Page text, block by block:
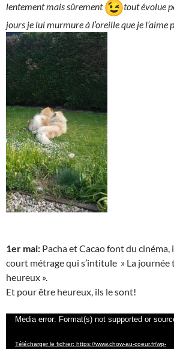
lentement mais sûrement
tout évolue
jours je lui murmure à l’oreille que je l’aime
1er mai: Pacha et Cacao font du cinéma,
court métrage qui s’intitule » La journée
heureux ».
Et pour être heureux, ils le sont!
Lecteur
Media error: Format(s) not supported or
Télécharger le fichier: https://www.chow-au-coeur.fr/wp-